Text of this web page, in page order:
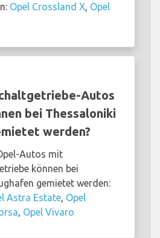
Opel Crossland X Opel
Autos
bei Thessaloniki
werden?
Autos mit
können bei
gemietet werden:
Astra Estate Opel
Opel Vivaro